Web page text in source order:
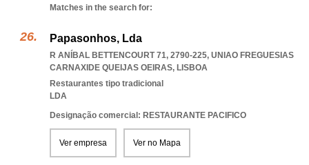
Matches in the search for:
Papasonhos, Lda
R ANÍBAL BETTENCOURT 71, 2790-225, UNIAO FREGUESIAS
CARNAXIDE QUEIJAS OEIRAS, LISBOA
Restaurantes tipo tradicional
LDA
Designação comercial: RESTAURANTE PACIFICO
Ver empresa Ver no Mapa